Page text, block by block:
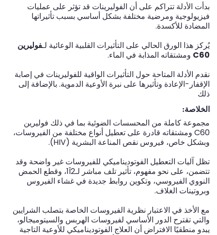
بدأت الأدلة تتراكم على أن الفوليرينات قد تؤثر على عمليات
فيزيولوجية ومرضية مختلفة بشكل أساسي بسبب تأثيراتها
المضادة للأكسدة.
يُركز هذا الورق الحالي على التأثيرات القلبية الوعائية لـفوليرين
C60 ومشتقاته المذابة في الماء.
نقدم الأدلة المتاحة حول التأثيرات الواقية للفوليرينات في إصابة
الإقفار-الإعادة وتأثيرها على نبرة الأوعية الدموية. بالإضافة إلى
ذلك
الخلاصة:
مجموعة كاملة من المحسسات الضوئية بما في ذلك فوليرين
C60 ومشتقاته قادرة على تعطيل أنواع مختلفة من الفيروسات،
وبشكل خاص، فيروس نقص المناعة البشرية (HIV).
تظل آليات التعطيل الفوتوديناميكي للفيروسات غير واضحة وقد
تتضمن، على نحو مفهوم، تأثير تلف مباشر لـ1Î2، وقطع الحمض
النووي الفيروسي، وتكوين روابط جديدة في غشاء الفيروس
وبروتينات الغلاف.
مع الأخذ في الاعتبار نظرية الفيروسات الخاصة بتصلب الشرايين
والتي تقترح الدور الأساسي لفيروسات الهربس والسيتوميجالو،
يبدو منطقيًا الافتراض أن العلاج الفوتوديناميكي للأوعية التاجية